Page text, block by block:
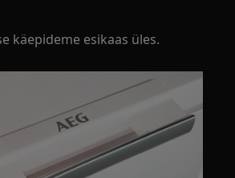
käepideme esikaas üles.